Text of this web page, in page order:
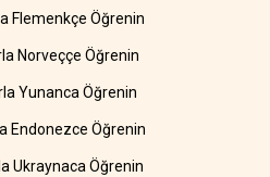
Flemenkçe Öğrenin
Norveççe Öğrenin
Yunanca Öğrenin
Endonezce Öğrenin
Ukraynaca Öğrenin